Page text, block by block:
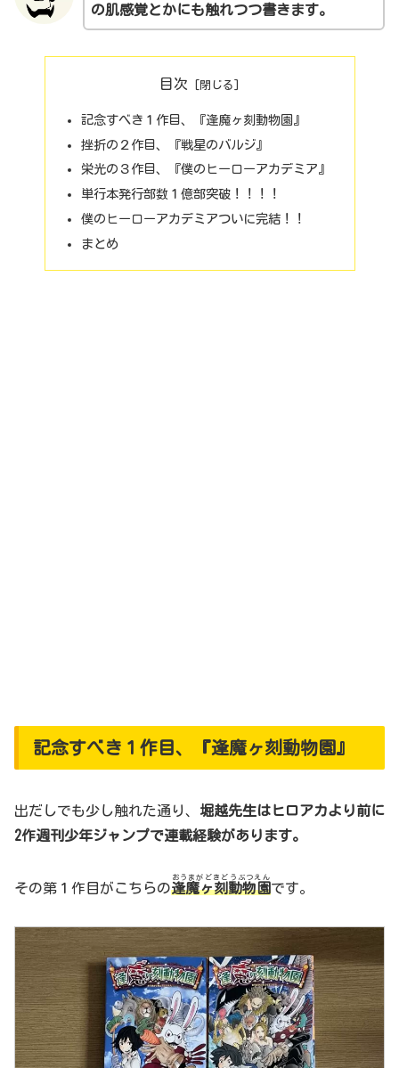
の肌感覚とかにも触れつつ書きます。
目次
記念すべき１作目、『逢魔ヶ刻動物園』
挫折の２作目、『戦星のバルジ』
栄光の３作目、『僕のヒーローアカデミア』
単行本発行部数１億部突破！！！！
僕のヒーローアカデミアついに完結！！
まとめ
記念すべき１作目、『逢魔ヶ刻動物園』
出だしでも少し触れた通り、 堀越先生はヒロアカより前に
2作週刊少年ジャンプで連載経験があります。
その第１作目がこちらの逢魔ヶ刻動物園
おうまがどきどうぶつえん
です。